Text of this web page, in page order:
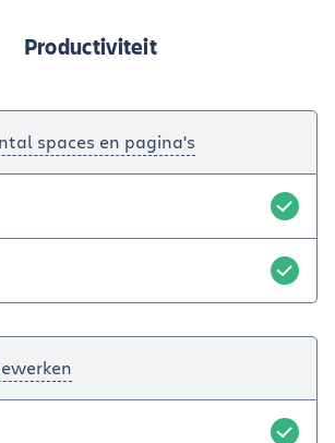
Productiviteit
spaces en pagina's